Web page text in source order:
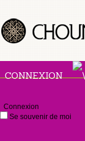
CONNEXION
Connexion
Se souvenir de moi